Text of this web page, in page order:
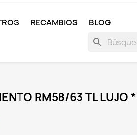
RECAMBIOS BLOG
search
RM58/63 TL LUJO *